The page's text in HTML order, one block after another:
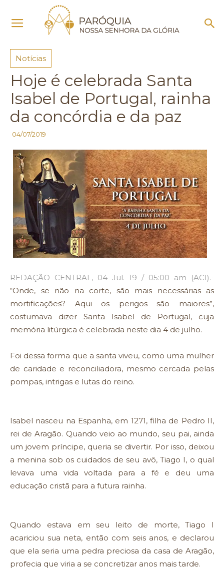
Notícias
Notícias
Hoje é celebrada Santa
Isabel de Portugal, rainha
da concórdia e da paz
04/07/2019
REDAÇÃO CENTRAL, 04 Jul. 19 / 05:00 am (ACI).-
“Onde, se não na corte, são mais necessárias as
mortificações? Aqui os perigos são maiores”,
costumava dizer Santa Isabel de Portugal, cuja
memória litúrgica é celebrada neste dia 4 de julho.
Foi dessa forma que a santa viveu, como uma mulher
de caridade e reconciliadora, mesmo cercada pelas
pompas, intrigas e lutas do reino.
Isabel nasceu na Espanha, em 1271, filha de Pedro II,
rei de Aragão. Quando veio ao mundo, seu pai, ainda
um jovem príncipe, queria se divertir. Por isso, deixou
a menina sob os cuidados de seu avô, Tiago I, o qual
levava uma vida voltada para a fé e deu uma
educação cristã para a futura rainha.
Quando estava em seu leito de morte, Tiago I
acariciou sua neta, então com seis anos, e declarou
que ela seria uma pedra preciosa da casa de Aragão,
profecia que viria a se concretizar anos mais tarde.